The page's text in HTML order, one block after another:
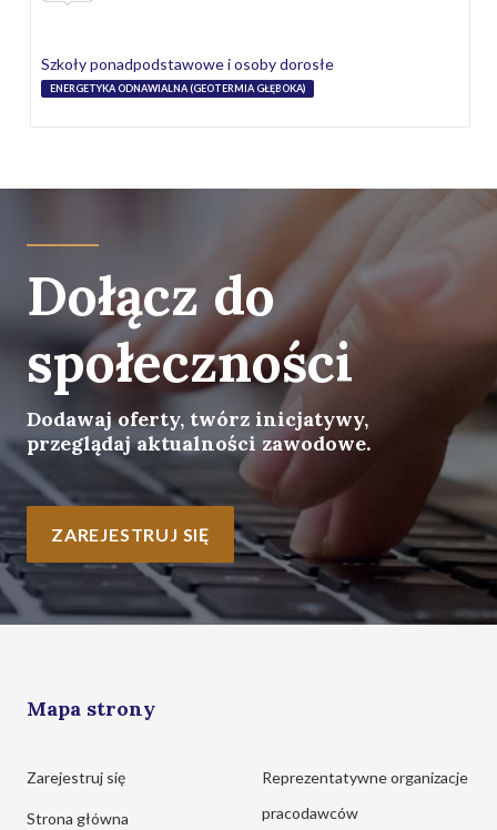
Szkoły ponadpodstawowe i osoby dorosłe
ENERGETYKA ODNAWIALNA (GEOTERMIA GŁĘBOKA)
Dołącz do
społeczności
Dodawaj oferty, twórz inicjatywy,
przeglądaj aktualności zawodowe.
ZAREJESTRUJ SIĘ
Mapa strony
Zarejestruj się
Strona główna
Reprezentatywne organizacje
pracodawców